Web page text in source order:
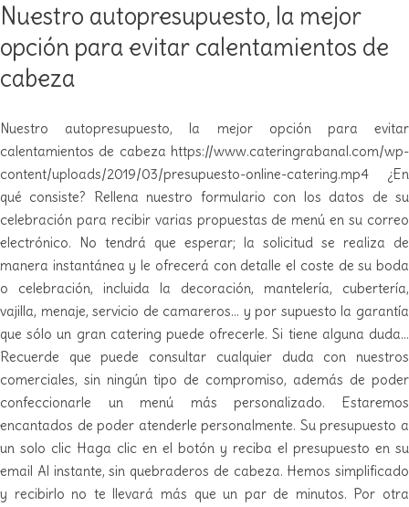
Nuestro autopresupuesto, la mejor
opción para evitar calentamientos de
cabeza​
Nuestro autopresupuesto, la mejor opción para evitar
calentamientos de cabeza https://www.cateringrabanal.com/wp-
content/uploads/2019/03/presupuesto-online-catering.mp4 ¿En
qué consiste? Rellena nuestro formulario con los datos de su
celebración para recibir varias propuestas de menú en su correo
electrónico. No tendrá que esperar; la solicitud se realiza de
manera instantánea y le ofrecerá con detalle el coste de su boda
o celebración, incluida la decoración, mantelería, cubertería,
vajilla, menaje, servicio de camareros… y por supuesto la garantía
que sólo un gran catering puede ofrecerle. Si tiene alguna duda…
Recuerde que puede consultar cualquier duda con nuestros
comerciales, sin ningún tipo de compromiso, además de poder
confeccionarle un menú más personalizado. Estaremos
encantados de poder atenderle personalmente. Su presupuesto a
un solo clic Haga clic en el botón y reciba el presupuesto en su
email Al instante, sin quebraderos de cabeza. Hemos simplificado
y recibirlo no te llevará más que un par de minutos. Por otra